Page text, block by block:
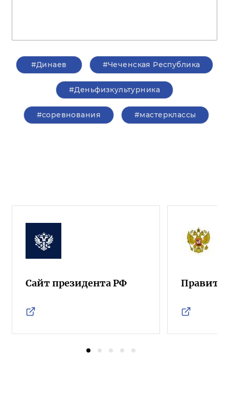
#Динаев #Чеченская Республика
#Деньфизкультурника
#соревнования #мастерклассы
Сайт президента РФ